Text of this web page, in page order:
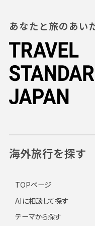
あなたと旅のあい
海外旅行を探す
TOPページ
AIに相談して探す
テーマから探す